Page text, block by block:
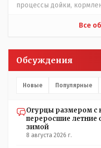
процессы дойки,
насколько в курсе
современных и
массового переезда
подозреваю, скоро
именно АРХИВАРИУСАМ -
все мои архивы по
помещаются в одну
Все
Обсуждения
Новые Популярные
Огурцы размером с
переросшие летние
зимой
8 августа 2026 г.